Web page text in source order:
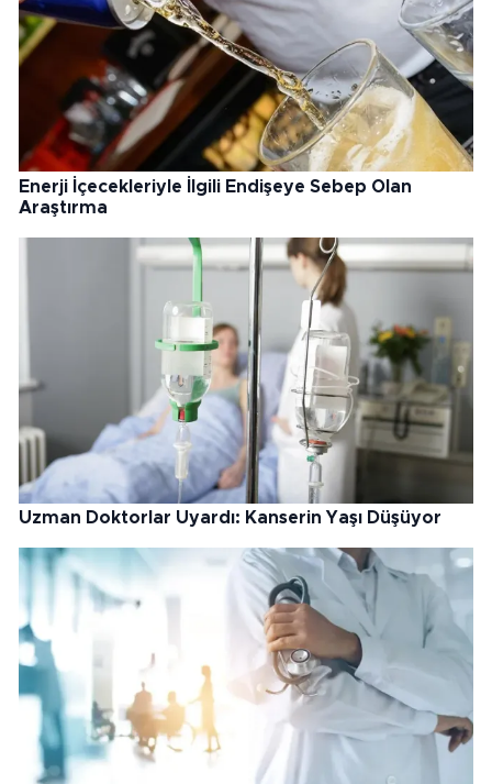
Enerji İçecekleriyle İlgili Endişeye Sebep Olan
Araştırma
Uzman Doktorlar Uyardı: Kanserin Yaşı Düşüyor